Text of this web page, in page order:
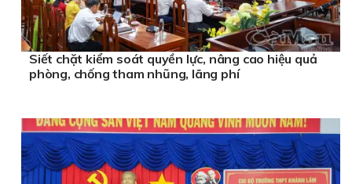
Siết chặt kiểm soát quyền lực, nâng cao hiệu quả
phòng, chống tham nhũng, lãng phí